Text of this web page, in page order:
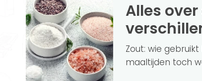
Alles over de gezondheid van de
Zout: wie
maaltijden toch